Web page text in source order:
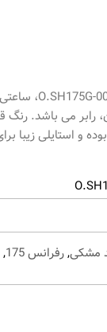
رابر می باشد.
و استایلی زیبا
مشکی,رفرانس 175 ,